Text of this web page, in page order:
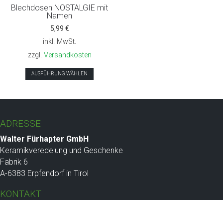
Blechdosen NOSTALGIE mit
Namen
5,99 €
inkl. MwSt.
zzgl. Versandkosten
AUSFÜHRUNG WÄHLEN
Dieses
Produkt
Optionen
ADRESSE
Walter Fürhapter GmbH
Keramikveredelung und Geschenke
Fabrik 6
A-6383 Erpfendorf in Tirol
KONTAKT